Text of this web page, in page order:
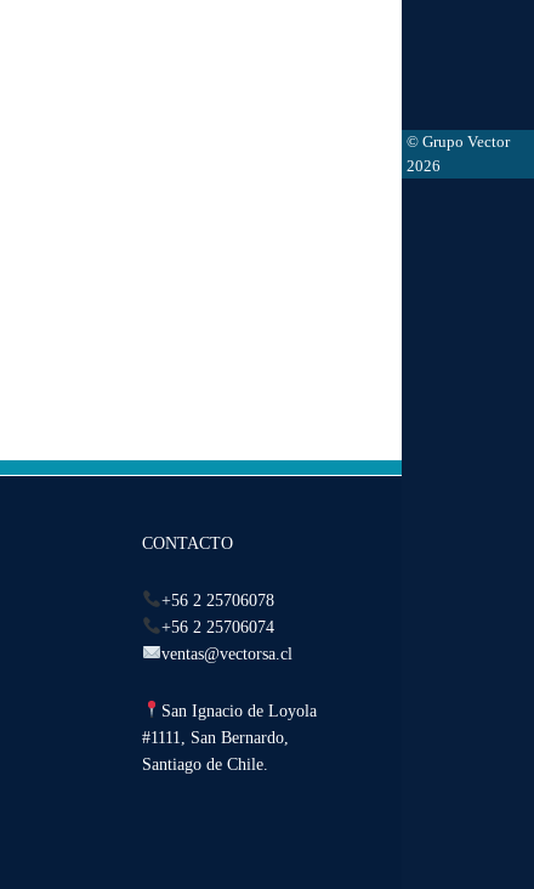
CONTACTO
+56 2 25706078
+56 2 25706074
ventas@vectorsa.cl
San Ignacio de Loyola
#1111, San Bernardo,
Santiago de Chile.
© Grupo Vector
2026